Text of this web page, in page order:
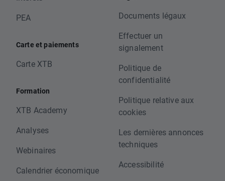
PEA
Carte et paiements
Carte XTB
Formation
XTB Academy
Analyses
Webinaires
Calendrier économique
Documents légaux
Effectuer un
signalement
Politique de
confidentialité
Politique relative aux
cookies
Les dernières annonces
techniques
Accessibilité